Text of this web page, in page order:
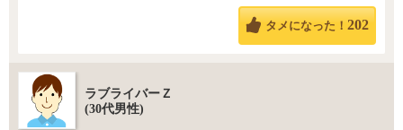
タメになった！ 202
ラブライバーＺ
(30代男性)